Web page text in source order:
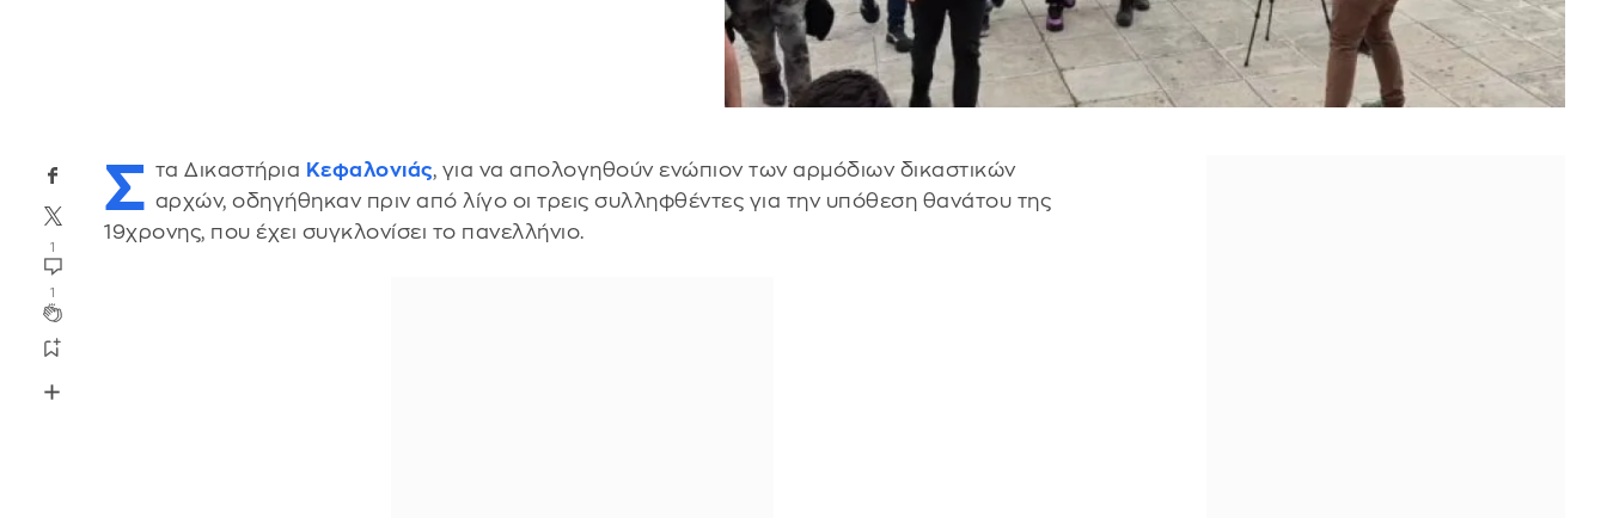
1
1
Σ τα Δικαστήρια Κεφαλονιάς, για να απολογηθούν ενώπιον των αρμόδιων δικαστικών
αρχών, οδηγήθηκαν πριν από λίγο οι τρεις συλληφθέντες για την υπόθεση θανάτου της
19χρονης, που έχει συγκλονίσει το πανελλήνιο.